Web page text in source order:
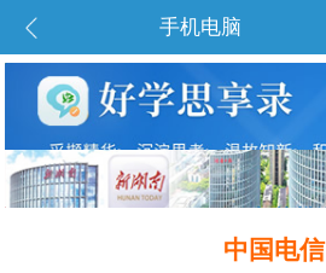
手机电脑
中国电信